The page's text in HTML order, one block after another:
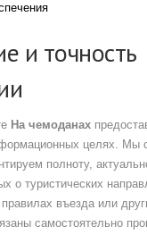
и точность
На чемоданах
целях. Мы
полноту,
о туристических
въезда или
самостоятельно